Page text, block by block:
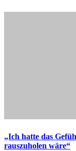
„Ich hatte das
rauszuholen wäre“